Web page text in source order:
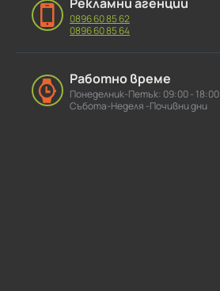
0896 60 85 62
0896 60 85 64
Работно време
Понеделник-Петък: 09:00 - 18:00
Събота-Неделя -Почивни дни